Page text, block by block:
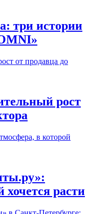
три истории
рост
хочется расти